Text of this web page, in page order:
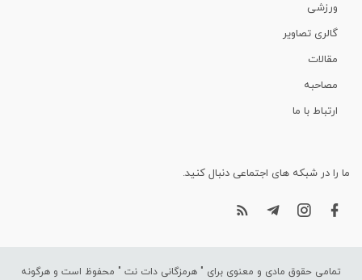
ورزشی
گالری تصاویر
مقالات
مصاحبه
ارتباط با ما
ما را در شبکه های اجتماعی دنبال کنید.
تمامی حقوق مادی و معنوی برای " هرمزگانی دات نت " محفوظ است و هرگونه